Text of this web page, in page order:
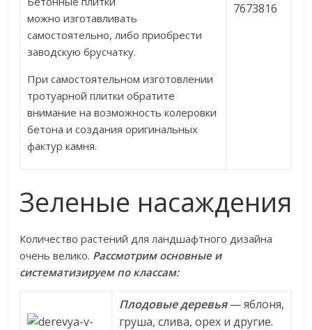
можно изготавливать
самостоятельно, либо приобрести
заводскую брусчатку.
При самостоятельном изготовлении
тротуарной плитки обратите
внимание на возможность колеровки
бетона и создания оригинальных
фактур камня.
Зеленые насаждения
Количество растений для ландшафтного дизайна
очень велико. Рассмотрим основные и
систематизируем по классам:
Плодовые деревья— яблоня,
груша, слива, орех и другие.